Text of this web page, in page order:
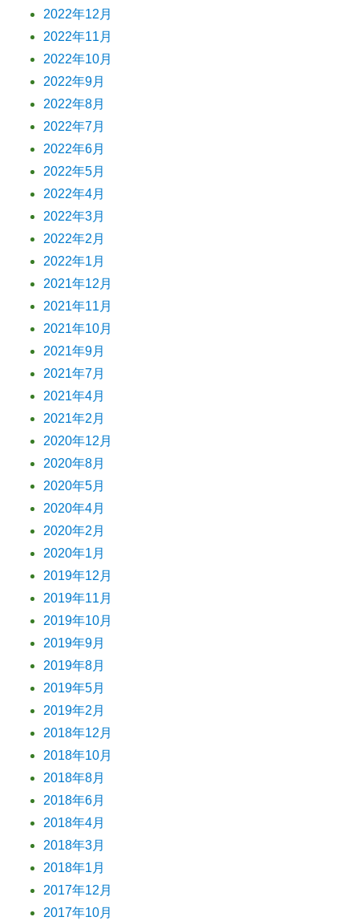
2022年12月
2022年11月
2022年10月
2022年9月
2022年8月
2022年7月
2022年6月
2022年5月
2022年4月
2022年3月
2022年2月
2022年1月
2021年12月
2021年11月
2021年10月
2021年9月
2021年7月
2021年4月
2021年2月
2020年12月
2020年8月
2020年5月
2020年4月
2020年2月
2020年1月
2019年12月
2019年11月
2019年10月
2019年9月
2019年8月
2019年5月
2019年2月
2018年12月
2018年10月
2018年8月
2018年6月
2018年4月
2018年3月
2018年1月
2017年12月
2017年10月